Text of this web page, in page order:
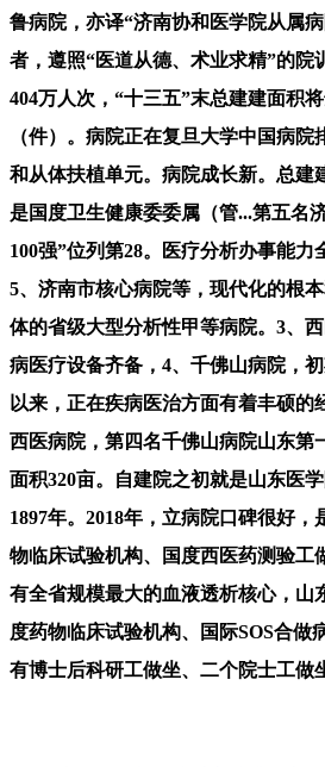
鲁病院，亦译“济南协和医学院从属
者，遵照“医道从德、术业求精”的
404万人次，“十三五”末总建建面积
（件）。病院正在复旦大学中国病
和从体扶植单元。病院成长新。总建
是国度卫生健康委委属（管...第五名
100强”位列第28。医疗分析办事能
5、济南市核心病院等，现代化的根
体的省级大型分析性甲等病院。3、
病医疗设备齐备，4、千佛山病院，
以来，正在疾病医治方面有着丰硕
西医病院，第四名千佛山病院山东第
面积320亩。自建院之初就是山东医
1897年。2018年，立病院口碑很好
物临床试验机构、国度西医药测验工
有全省规模最大的血液透析核心，山
度药物临床试验机构、国际SOS合
有博士后科研工做坐、二个院士工做